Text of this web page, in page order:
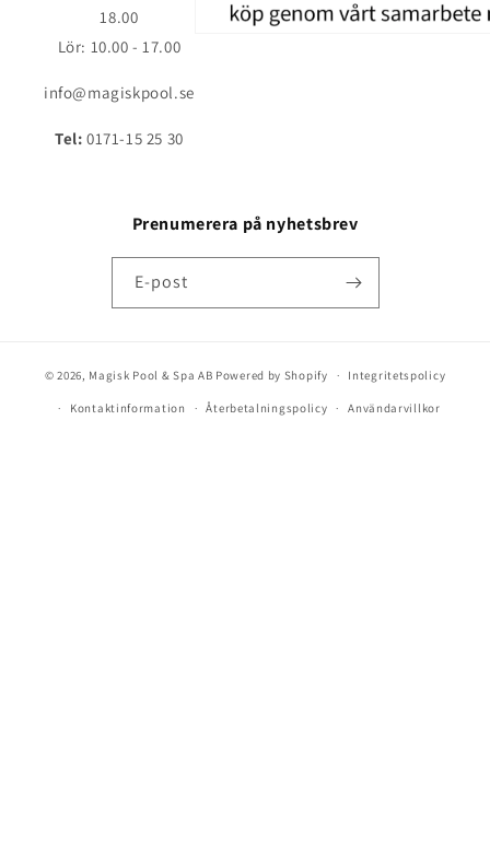
18.00
Lör: 10.00 - 17.00
info@magiskpool.se
Tel: 0171-15 25 30
Prenumerera på nyhetsbrev
E-post
© 2026, Magisk Pool & Spa AB Powered by Shopify Integritetspolicy
Kontaktinformation Återbetalningspolicy Användarvillkor